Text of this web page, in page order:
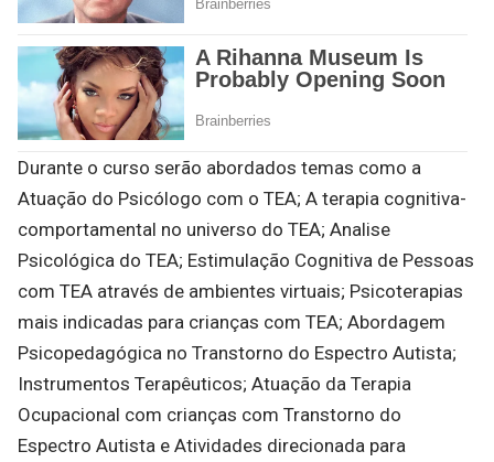
Durante o curso serão abordados temas como a
Atuação do Psicólogo com o TEA; A terapia cognitiva-
comportamental no universo do TEA; Analise
Psicológica do TEA; Estimulação Cognitiva de Pessoas
com TEA através de ambientes virtuais; Psicoterapias
mais indicadas para crianças com TEA; Abordagem
Psicopedagógica no Transtorno do Espectro Autista;
Instrumentos Terapêuticos; Atuação da Terapia
Ocupacional com crianças com Transtorno do
Espectro Autista e Atividades direcionada para